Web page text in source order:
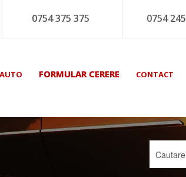
0754 375 375 0754
FORMULAR CERERE CONTACT